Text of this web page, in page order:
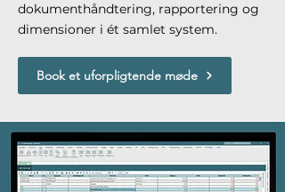
dokumenthåndtering, rapportering og
dimensioner i ét samlet system.
Book et uforpligtende møde